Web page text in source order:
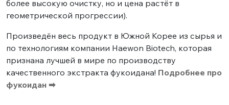
более высокую очистку, но и цена растёт в
геометрической прогрессии).
Произведён весь продукт в Южной Корее из сырья и
по технологиям компании Haewon Biotech, которая
признана лучшей в мире по производству
качественного экстракта фукоидана! Подробнее про
фукоидан ➡